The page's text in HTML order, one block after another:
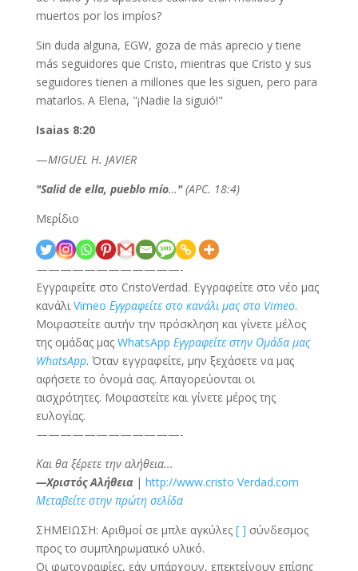
muertos por los impíos?
Sin duda alguna, EGW, goza de más aprecio y tiene
más seguidores que Cristo, mientras que Cristo y sus
seguidores tienen a millones que les siguen, pero para
matarlos. A Elena, "¡Nadie la siguió!"
Isaias 8:20
—MIGUEL H. JAVIER
"Salid de ella, pueblo mío…"(APC. 18:4)
Μερίδιο
————————————-
Εγγραφείτε στο CristoVerdad. Εγγραφείτε στο νέο μας
κανάλι Vimeo Εγγραφείτε στο κανάλι μας στο Vimeo.
Μοιραστείτε αυτήν την πρόσκληση και γίνετε μέλος
της ομάδας μας WhatsApp Εγγραφείτε στην Ομάδα μας
WhatsApp. Όταν εγγραφείτε, μην ξεχάσετε να μας
αφήσετε το όνομά σας. Απαγορεύονται οι
αισχρότητες. Μοιραστείτε και γίνετε μέρος της
ευλογίας.
————————————-
Και θα ξέρετε την αλήθεια...
—Χριστός Αλήθεια | http://www.cristo Verdad.com
Μεταβείτε στην πρώτη σελίδα
ΣΗΜΕΙΩΣΗ: Αριθμοί σε μπλε αγκύλες[ ] σύνδεσμος
προς το συμπληρωματικό υλικό.
Οι φωτογραφίες, εάν υπάρχουν, επεκτείνουν επίσης